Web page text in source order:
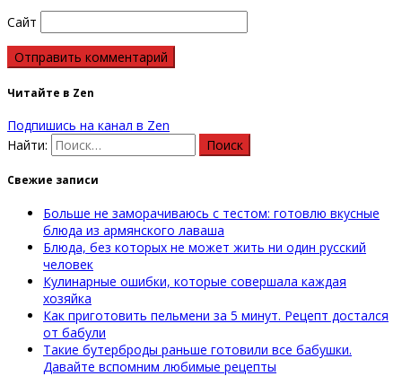
Сайт
Читайте в Zen
Подпишись на канал в Zen
Найти:
Свежие записи
Больше не заморачиваюсь с тестом: готовлю вкусные
блюда из армянского лаваша
Блюда, без которых не может жить ни один русский
человек
Кулинарные ошибки, которые совершала каждая
хозяйка
Как приготовить пельмени за 5 минут. Рецепт достался
от бабули
Такие бутерброды раньше готовили все бабушки.
Давайте вспомним любимые рецепты